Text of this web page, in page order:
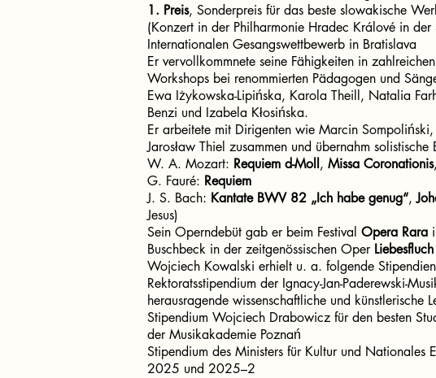
1. Preis, Sonderpreis für das beste slowakische
(Konzert in der Philharmonie Hradec Králové in
Internationalen Gesangswettbewerb in Bratislava
Er vervollkommnete seine Fähigkeiten in
Workshops bei renommierten Pädagogen und
Ewa Iżykowska-Lipińska, Karola Theill, Natalia
Benzi und Izabela Kłosińska.
Er arbeitete mit Dirigenten wie Marcin
Jarosław Thiel zusammen und übernahm
W. A. Mozart: Requiem d-Moll , Missa Coronationis,
G. Fauré: Requiem
J. S. Bach: Kantate BWV 82 „Ich habe genug“,
Jesus)
Sein Operndebüt gab er beim Festival Opera Rara
Buschbeck in der zeitgenössischen Oper Liebesfluch
Wojciech Kowalski erhielt u. a. folgende
Rektoratsstipendium der Ignacy-Jan-Paderewski-
herausragende wissenschaftliche und künstlerische
Stipendium Wojciech Drabowicz für den besten
der Musikakademie Poznań
Stipendium des Ministers für Kultur und Nationales
2025 und 2025–2